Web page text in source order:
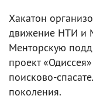
Хакатон
движение НТИ и
Менторскую
проект
поисково-
поколения.